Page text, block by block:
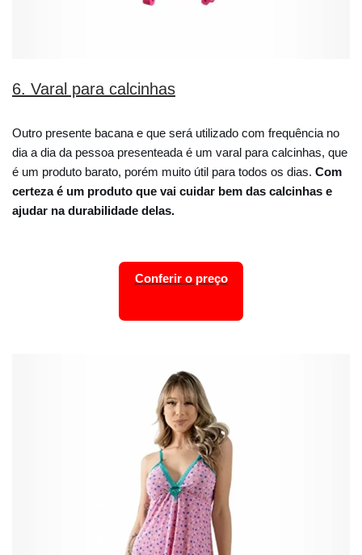
6. Varal para calcinhas
Outro presente bacana e que será utilizado com frequência no
dia a dia da pessoa presenteada é um varal para calcinhas, que
é um produto barato, porém muito útil para todos os dias. Com
certeza é um produto que vai cuidar bem das calcinhas e
ajudar na durabilidade delas.
Conferir o preço